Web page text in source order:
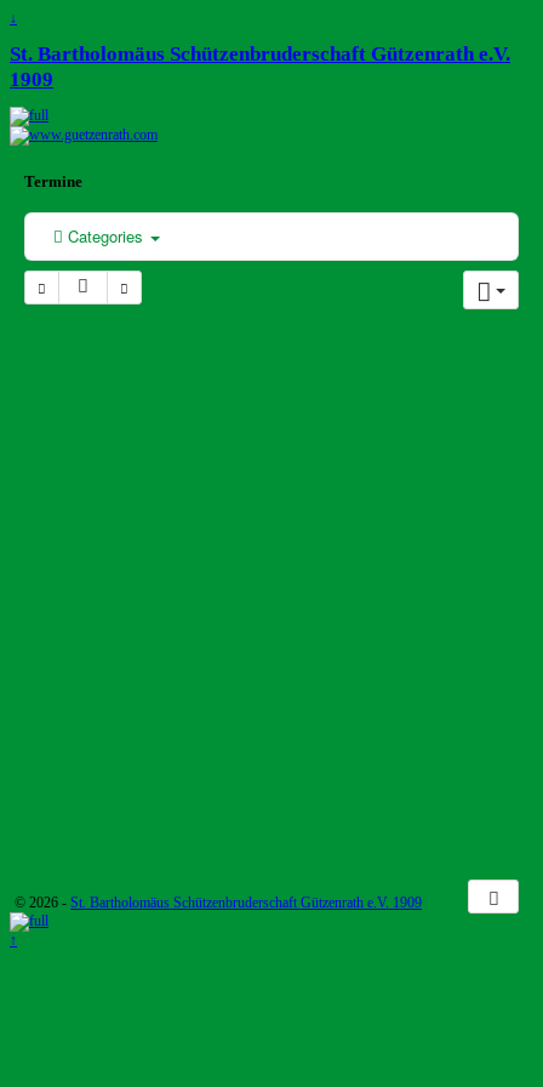
↓
St. Bartholomäus Schützenbruderschaft Gützenrath e.V.
1909
Termine
Categories
© 2026 - St. Bartholomäus Schützenbruderschaft Gützenrath e.V. 1909
↑